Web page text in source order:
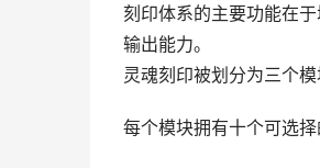
刻印体系的主要功能在
输出能力。
灵魂刻印被划分为三个
每个模块拥有十个可选